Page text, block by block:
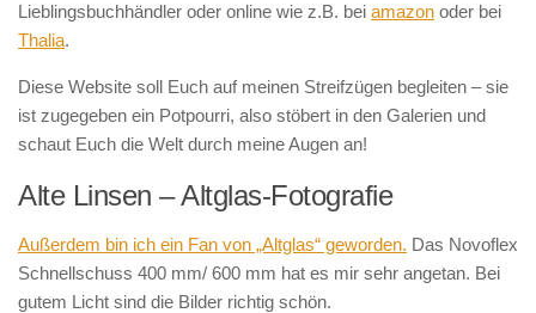
Lieblingsbuchhändler oder online wie z.B. bei amazon oder bei
Thalia.
Diese Website soll Euch auf meinen Streifzügen begleiten – sie
ist zugegeben ein Potpourri, also stöbert in den Galerien und
schaut Euch die Welt durch meine Augen an!
Alte Linsen – Altglas-Fotografie
Außerdem bin ich ein Fan von „Altglas“ geworden. Das Novoflex
Schnellschuss 400 mm/ 600 mm hat es mir sehr angetan. Bei
gutem Licht sind die Bilder richtig schön.